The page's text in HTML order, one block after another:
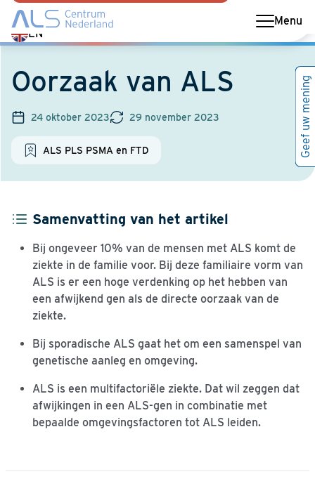
Menu
EN
Switch
language
English
Oorzaak van ALS
24 oktober 2023 29 november 2023
ALS PLS PSMA en FTD
Samenvatting van het artikel
Bij ongeveer 10% van de mensen met ALS komt de
ziekte in de familie voor. Bij deze familiaire vorm van
ALS is er een hoge verdenking op het hebben van
een afwijkend gen als de directe oorzaak van de
ziekte.
Bij sporadische ALS gaat het om een samenspel van
genetische aanleg en omgeving.
ALS is een multifactoriële ziekte. Dat wil zeggen dat
afwijkingen in een ALS-gen in combinatie met
bepaalde omgevingsfactoren tot ALS leiden.
Geef uw mening